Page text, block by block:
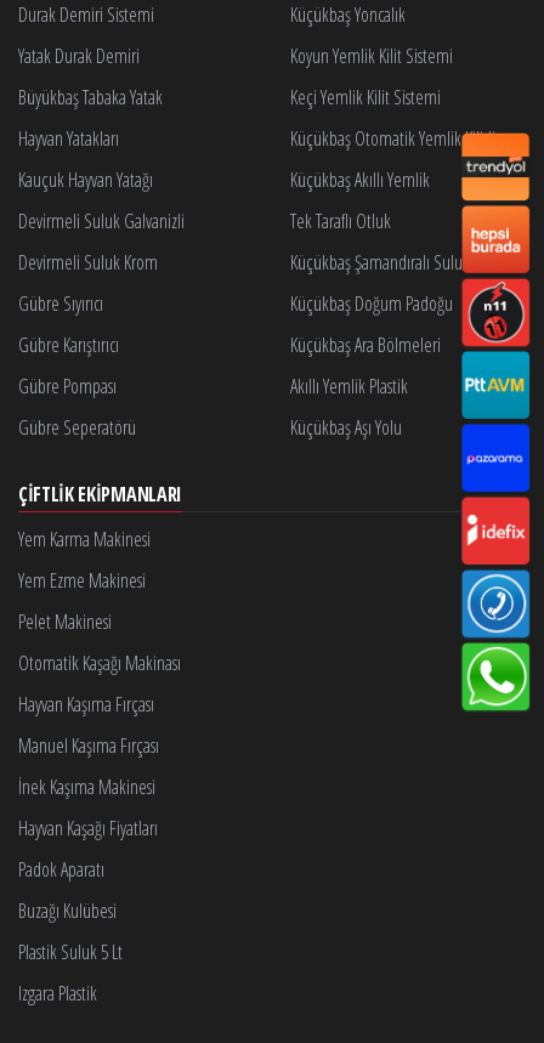
Durak Demiri Sistemi
Yatak Durak Demiri
Büyükbaş Tabaka Yatak
Hayvan Yatakları
Kauçuk Hayvan Yatağı
Devirmeli Suluk Galvanizli
Devirmeli Suluk Krom
Gübre Sıyırıcı
Gübre Karıştırıcı
Gübre Pompası
Gübre Seperatörü
Küçükbaş Yoncalık
Koyun Yemlik Kilit Sistemi
Keçi Yemlik Kilit Sistemi
Küçükbaş Otomatik Yemlik Kilidi
Küçükbaş Akıllı Yemlik
Tek Taraflı Otluk
Küçükbaş Şamandıralı Suluk
Küçükbaş Doğum Padoğu
Küçükbaş Ara Bölmeleri
Akıllı Yemlik Plastik
Küçükbaş Aşı Yolu
ÇIFTLIK EKIPMANLARI
Yem Karma Makinesi
Yem Ezme Makinesi
Pelet Makinesi
Otomatik Kaşağı Makinası
Hayvan Kaşıma Fırçası
Manuel Kaşıma Fırçası
İnek Kaşıma Makinesi
Hayvan Kaşağı Fiyatları
Padok Aparatı
Buzağı Kulübesi
Plastik Suluk 5 Lt
Izgara Plastik